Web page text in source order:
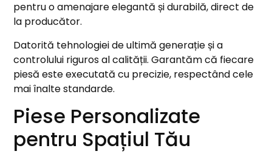
pentru o amenajare elegantă și durabilă, direct de
la producător.
Datorită tehnologiei de ultimă generație și a
controlului riguros al calității. Garantăm că fiecare
piesă este executată cu precizie, respectând cele
mai înalte standarde.
Piese Personalizate
pentru Spațiul Tău